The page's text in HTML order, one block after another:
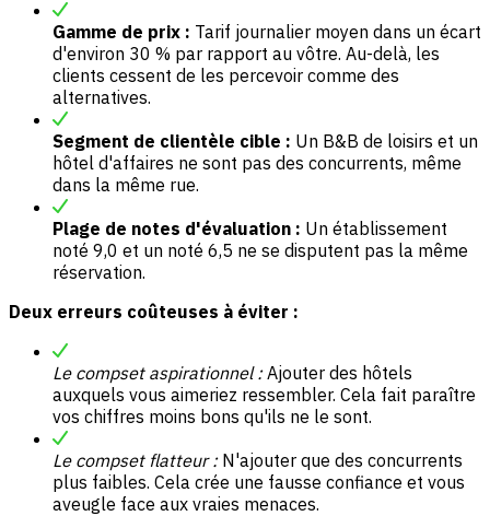
Gamme de prix : Tarif journalier moyen dans un écart
d'environ 30 % par rapport au vôtre. Au-delà, les
clients cessent de les percevoir comme des
alternatives.
Segment de clientèle cible : Un B&B de loisirs et un
hôtel d'affaires ne sont pas des concurrents, même
dans la même rue.
Plage de notes d'évaluation : Un établissement
noté 9,0 et un noté 6,5 ne se disputent pas la même
réservation.
Deux erreurs coûteuses à éviter :
Le compset aspirationnel :Ajouter des hôtels
auxquels vous aimeriez ressembler. Cela fait paraître
vos chiffres moins bons qu'ils ne le sont.
Le compset flatteur :N'ajouter que des concurrents
plus faibles. Cela crée une fausse confiance et vous
aveugle face aux vraies menaces.